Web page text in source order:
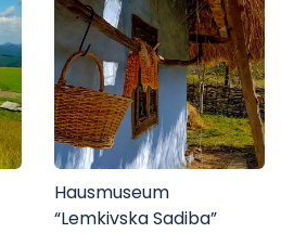
Hausmuseum
“Lemkivska Sadiba”